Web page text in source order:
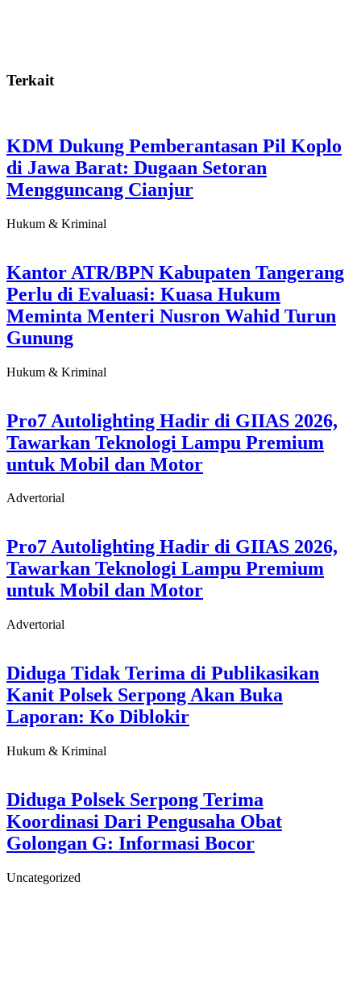
Terkait
KDM Dukung Pemberantasan Pil Koplo
di Jawa Barat: Dugaan Setoran
Mengguncang Cianjur
Hukum & Kriminal
Kantor ATR/BPN Kabupaten Tangerang
Perlu di Evaluasi: Kuasa Hukum
Meminta Menteri Nusron Wahid Turun
Gunung
Hukum & Kriminal
Pro7 Autolighting Hadir di GIIAS 2026,
Tawarkan Teknologi Lampu Premium
untuk Mobil dan Motor
Advertorial
Pro7 Autolighting Hadir di GIIAS 2026,
Tawarkan Teknologi Lampu Premium
untuk Mobil dan Motor
Advertorial
Diduga Tidak Terima di Publikasikan
Kanit Polsek Serpong Akan Buka
Laporan: Ko Diblokir
Hukum & Kriminal
Diduga Polsek Serpong Terima
Koordinasi Dari Pengusaha Obat
Golongan G: Informasi Bocor
Uncategorized